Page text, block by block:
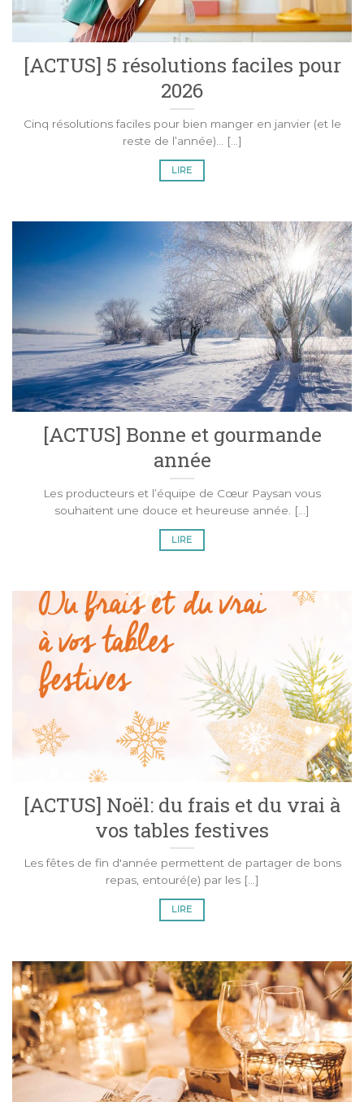
[ACTUS] 5 résolutions faciles pour
2026
Cinq résolutions faciles pour bien manger en janvier (et le
reste de l’année)... [...]
LIRE
[ACTUS] Bonne et gourmande
année
Les producteurs et l’équipe de Cœur Paysan vous
souhaitent une douce et heureuse année. [...]
LIRE
[ACTUS] Noël: du frais et du vrai à
vos tables festives
Les fêtes de fin d'année permettent de partager de bons
repas, entouré(e) par les [...]
LIRE